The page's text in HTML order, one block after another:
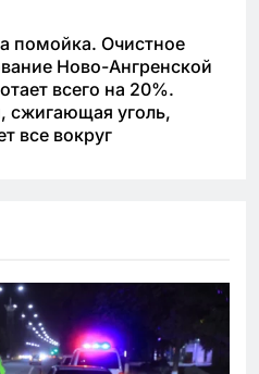
помойка. Очистное
Ново-Ангренской
всего на 20%.
сжигающая уголь,
все вокруг